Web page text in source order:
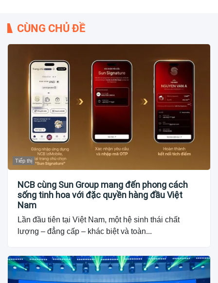
CÙNG CHỦ ĐỀ
Tiếp thị
NCB cùng Sun Group mang đến phong cách
sống tinh hoa với đặc quyền hàng đầu Việt
Nam
Lần đầu tiên tại Việt Nam, một hệ sinh thái chất
lượng – đẳng cấp – khác biệt và toàn...